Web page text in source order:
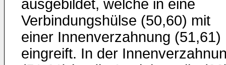
ausgebildet, welche in eine
Verbindungshülse (50,60) mit
einer Innenverzahnung (51,61)
eingreift. In der